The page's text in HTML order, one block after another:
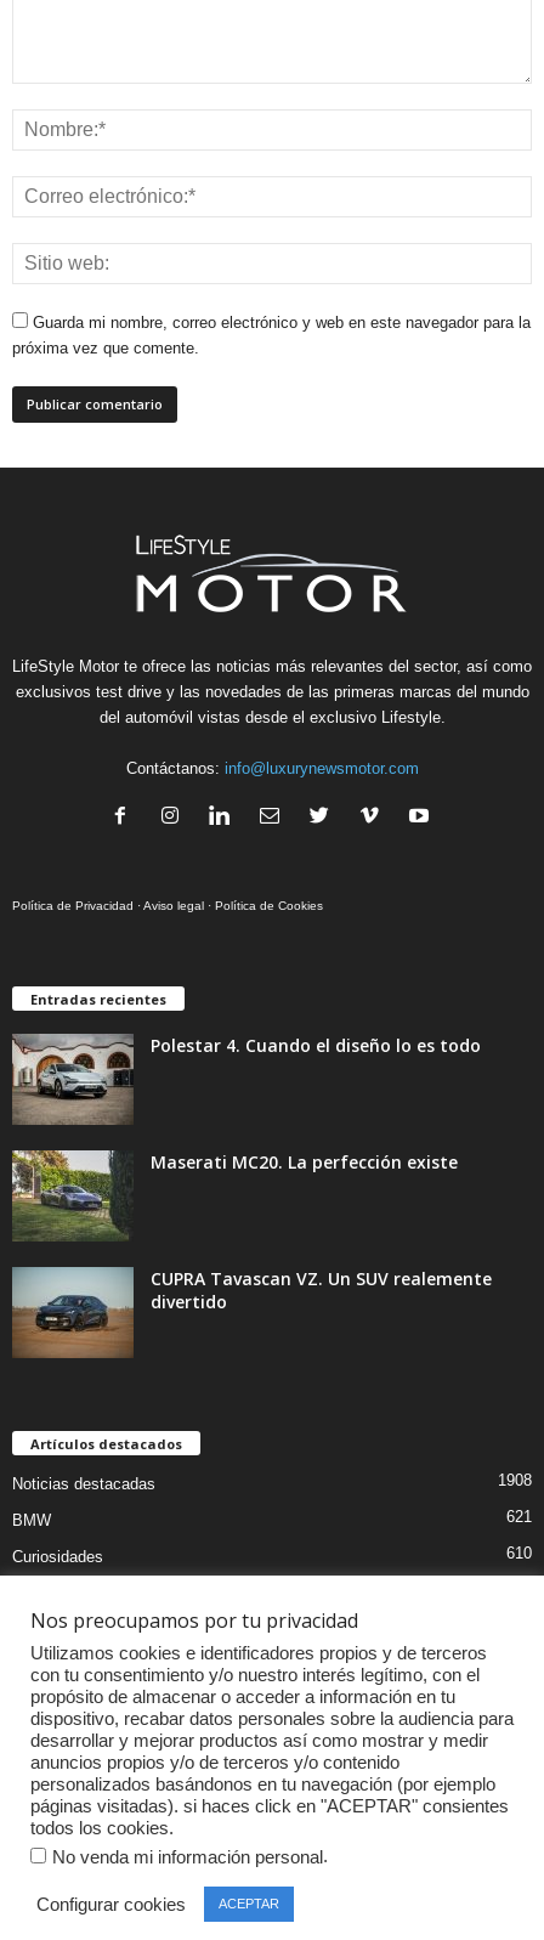
Guarda mi nombre, correo electrónico y web en este navegador para la
próxima vez que comente.
LifeStyle Motor te ofrece las noticias más relevantes del sector, así como
exclusivos test drive y las novedades de las primeras marcas del mundo
del automóvil vistas desde el exclusivo Lifestyle.
Contáctanos: info@luxurynewsmotor.com
Política de Privacidad ·Aviso legal · Política de Cookies
Entradas recientes
Polestar 4. Cuando el diseño lo es todo
Maserati MC20. La perfección existe
CUPRA Tavascan VZ. Un SUV realemente
divertido
Artículos destacados
Noticias destacadas 1908
BMW 621
Curiosidades 610
Audi
MOTOS
Competiciones
Mercedes
Porsche 232
Nos preocupamos por tu privacidad
Utilizamos cookies e identificadores propios y de terceros
con tu consentimiento y/o nuestro interés legítimo, con el
propósito de almacenar o acceder a información en tu
dispositivo, recabar datos personales sobre la audiencia para
desarrollar y mejorar productos así como mostrar y medir
anuncios propios y/o de terceros y/o contenido
personalizados basándonos en tu navegación (por ejemplo
páginas visitadas). si haces click en "ACEPTAR" consientes
todos los cookies.
No venda mi información personal .
Configurar cookies ACEPTAR